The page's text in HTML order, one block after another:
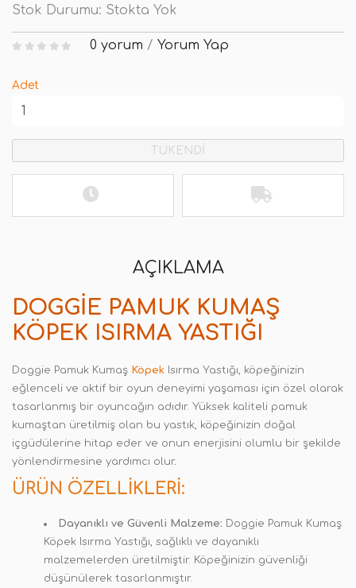
Stok Durumu: Stokta Yok
0 yorum / Yorum Yap
Adet
TÜKENDİ
AÇIKLAMA
DOGGIE PAMUK KUMAŞ
KÖPEK ISIRMA YASTIĞI
Doggie Pamuk Kumaş Köpek Isırma Yastığı, köpeğinizin
eğlenceli ve aktif bir oyun deneyimi yaşaması için özel olarak
tasarlanmış bir oyuncağın adıdır. Yüksek kaliteli pamuk
kumaştan üretilmiş olan bu yastık, köpeğinizin doğal
içgüdülerine hitap eder ve onun enerjisini olumlu bir şekilde
yönlendirmesine yardımcı olur.
ÜRÜN ÖZELLIKLERI:
Dayanıklı ve Güvenli Malzeme: Doggie Pamuk Kumaş
Köpek Isırma Yastığı, sağlıklı ve dayanıklı
malzemelerden üretilmiştir. Köpeğinizin güvenliği
düşünülerek tasarlanmıştır.